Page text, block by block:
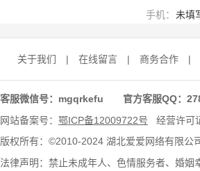
手机： 未填
关于我们 | 在线留言 | 商务合作 |
客服微信号：mgqrkefu 官方客服QQ：
网站备案号： 鄂ICP备12009722号 经营许可
版权所有：©2010-2024 湖北爱爱网络有限公
法律声明：禁止未成年人、色情服务者、婚